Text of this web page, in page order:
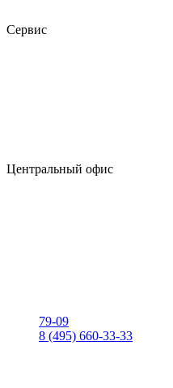
Сервис
Центральный офис
79-09
8 (495) 660-33-33